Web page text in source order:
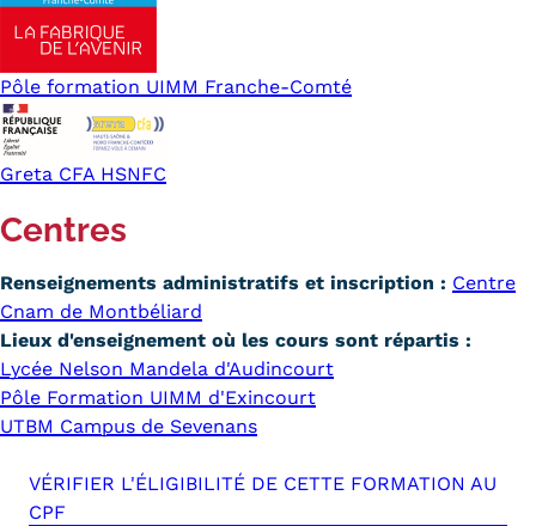
Pôle formation UIMM Franche-Comté
Greta CFA HSNFC
Centres
Renseignements administratifs et inscription : Centre
Cnam de Montbéliard
Lieux d'enseignement où les cours sont répartis :
Lycée Nelson Mandela d'Audincourt
Pôle Formation UIMM d'Exincourt
UTBM Campus de Sevenans
VÉRIFIER L'ÉLIGIBILITÉ DE CETTE FORMATION AU
CPF